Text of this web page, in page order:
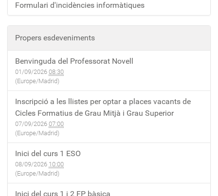
Formulari d'incidències informàtiques
Propers esdeveniments
Benvinguda del Professorat Novell
01/09/2026 08:30
(Europe/Madrid)
Inscripció a les llistes per optar a places vacants de
Cicles Formatius de Grau Mitjà i Grau Superior
07/09/2026 07:00
(Europe/Madrid)
Inici del curs 1 ESO
08/09/2026 10:00
(Europe/Madrid)
Inici del curs 1 i 2 FP bàsica